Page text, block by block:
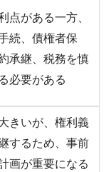
点がある一方、
続、債権者保
承継、税務を慎
必要がある
きいが、権利義
するため、事前
画が重要になる